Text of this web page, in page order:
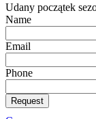
Udany początek
Name
Email
Phone
Request